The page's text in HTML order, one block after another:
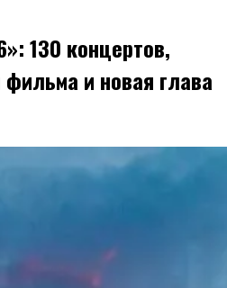
130 концертов,
и новая глава